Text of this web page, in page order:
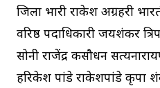
जिला प्रभारी राकेश अग्रहरी
वरिष्ठ पदाधिकारी जयशंकर
सोनी राजेंद्र कसौधन
हरिकेश पांडे राकेशपांडे कृपा